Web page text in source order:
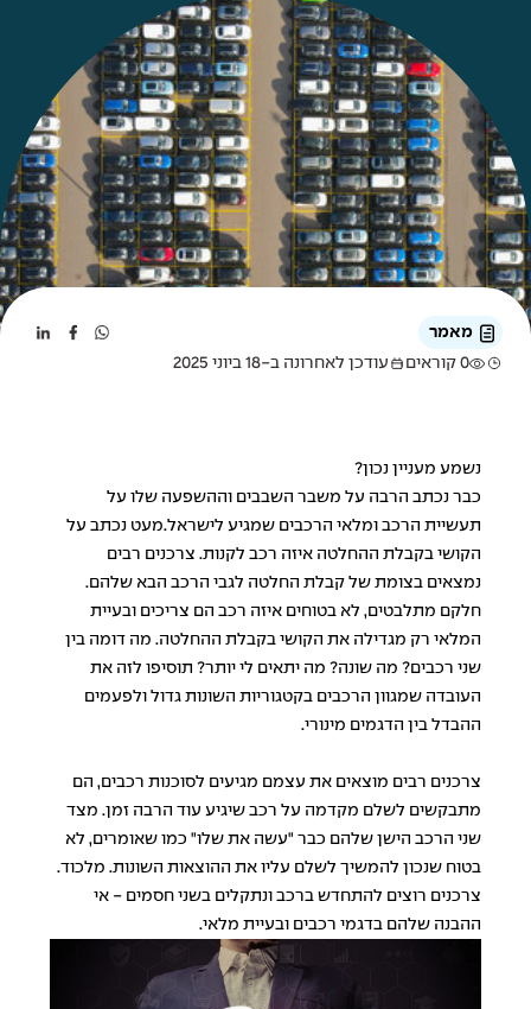
מאמר
0 קוראים
עודכן לאחרונה ב-18 ביוני 2025
נשמע מעניין נכון?
כבר נכתב הרבה על משבר השבבים וההשפעה שלו על
תעשיית הרכב ומלאי הרכבים שמגיע לישראל.מעט נכתב על
הקושי בקבלת ההחלטה איזה רכב לקנות. צרכנים רבים
נמצאים בצומת של קבלת החלטה לגבי הרכב הבא שלהם.
חלקם מתלבטים, לא בטוחים איזה רכב הם צריכים ובעיית
המלאי רק מגדילה את הקושי בקבלת ההחלטה. מה דומה בין
שני רכבים? מה שונה? מה יתאים לי יותר? תוסיפו לזה את
העובדה שמגוון הרכבים בקטגוריות השונות גדול ולפעמים
ההבדל בין הדגמים מינורי.
צרכנים רבים מוצאים את עצמם מגיעים לסוכנות רכבים, הם
מתבקשים לשלם מקדמה על רכב שיגיע עוד הרבה זמן. מצד
שני הרכב הישן שלהם כבר "עשה את שלו" כמו שאומרים, לא
בטוח שנכון להמשיך לשלם עליו את ההוצאות השונות. מלכוד.
צרכנים רוצים להתחדש ברכב ונתקלים בשני חסמים - אי
ההבנה שלהם בדגמי רכבים ובעיית מלאי.